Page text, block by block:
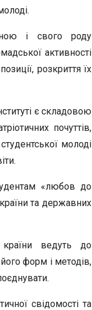
і свого роду
активності
розкриття їх
є складовою
почуттів,
молоді
«любов до
та державних
країни ведуть до
форм і методів,
свідомості та